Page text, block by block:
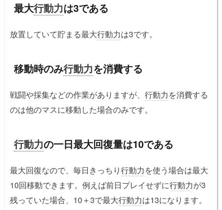
最大行動力は3である
放置していて貯まる最大行動力は3です。
移動時のみ行動力を消費する
戦闘や採集などの作業がありますが、 行動力を消費する
のは他のマスに移動した場合のみです。
行動力の一日最大回復量は10である
最大回復なので、毎日きっちり行動力を使う場合は最大
10回移動できます。例えば前日プレイせずに行動力が3
残っていた場合、10＋3で最大行動力は13になります。